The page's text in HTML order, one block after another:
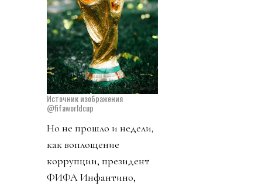
Источник изображения
@fifaworldcup
Но не прошло и недели,
как воплощение
коррупции, президент
ФИФА Инфантино,